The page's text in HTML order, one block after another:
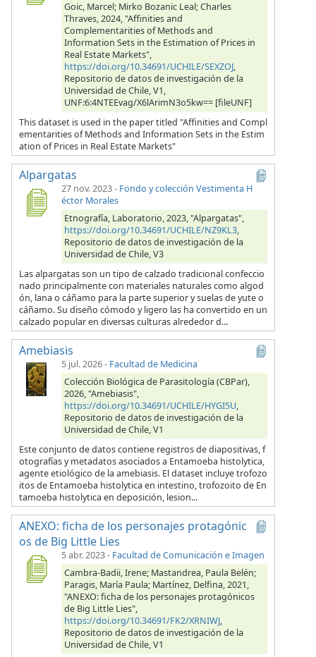
Goic, Marcel; Mirko Bozanic Leal; Charles
Thraves, 2024, "Affinities and
Complementarities of Methods and
Information Sets in the Estimation of Prices in
Real Estate Markets",
https://doi.org/10.34691/UCHILE/SEXZOJ,
Repositorio de datos de investigación de la
Universidad de Chile, V1,
UNF:6:4NTEEvag/X6lArimN3o5kw== [fileUNF]
This dataset is used in the paper titled "Affinities and Compl
ementarities of Methods and Information Sets in the Estim
ation of Prices in Real Estate Markets"
Alpargatas
27 nov. 2023- Fondo y colección Vestimenta H
éctor Morales
Etnografía, Laboratorio, 2023, "Alpargatas",
https://doi.org/10.34691/UCHILE/NZ9KL3,
Repositorio de datos de investigación de la
Universidad de Chile, V3
Las alpargatas son un tipo de calzado tradicional confeccio
nado principalmente con materiales naturales como algod
ón, lana o cáñamo para la parte superior y suelas de yute o
cáñamo. Su diseño cómodo y ligero las ha convertido en un
calzado popular en diversas culturas alrededor d...
Amebiasis
5 jul. 2026- Facultad de Medicina
Colección Biológica de Parasitología (CBPar),
2026, "Amebiasis",
https://doi.org/10.34691/UCHILE/HYGI5U,
Repositorio de datos de investigación de la
Universidad de Chile, V1
Este conjunto de datos contiene registros de diapositivas, f
otografías y metadatos asociados a Entamoeba histolytica,
agente etiológico de la amebiasis. El dataset incluye trofozo
itos de Entamoeba histolytica en intestino, trofozoito de En
tamoeba histolytica en deposición, lesion...
ANEXO: ficha de los personajes protagónic
os de Big Little Lies
5 abr. 2023- Facultad de Comunicación e Imagen
Cambra-Badii, Irene; Mastandrea, Paula Belén;
Paragis, María Paula; Martínez, Delfina, 2021,
"ANEXO: ficha de los personajes protagónicos
de Big Little Lies",
https://doi.org/10.34691/FK2/XRNIWJ,
Repositorio de datos de investigación de la
Universidad de Chile, V1